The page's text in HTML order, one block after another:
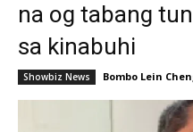
na og tabang
sa kinabuhi
Showbiz News Bombo Lein